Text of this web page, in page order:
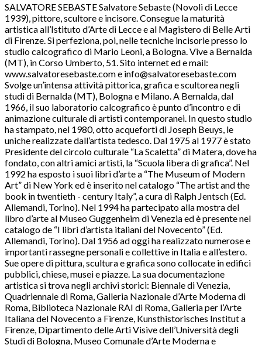
SALVATORE SEBASTE Salvatore Sebaste (Novoli di Lecce
1939), pittore, scultore e incisore. Consegue la maturità
artistica all’Istituto d’Arte di Lecce e al Magistero di Belle Arti
di Firenze. Si perfeziona, poi, nelle tecniche incisorie presso lo
studio calcografico di Mario Leoni, a Bologna. Vive a Bernalda
(MT), in Corso Umberto, 51. Sito internet ed e mail:
www.salvatoresebaste.com e info@salvatoresebaste.com
Svolge un’intensa attività pittorica, grafica e scultorea negli
studi di Bernalda (MT), Bologna e Milano. A Bernalda, dal
1966, il suo laboratorio calcografico è punto d’incontro e di
animazione culturale di artisti contemporanei. In questo studio
ha stampato, nel 1980, otto acqueforti di Joseph Beuys, le
uniche realizzate dall’artista tedesco. Dal 1975 al 1977 è stato
Presidente del circolo culturale “La Scaletta” di Matera, dove ha
fondato, con altri amici artisti, la “Scuola libera di grafica”. Nel
1992 ha esposto i suoi libri d’arte a “The Museum of Modern
Art” di New York ed è inserito nel catalogo “The artist and the
book in twentieth - century Italy”, a cura di Ralph Jentsch (Ed.
Allemandi, Torino). Nel 1994 ha partecipato alla mostra del
libro d’arte al Museo Guggenheim di Venezia ed è presente nel
catalogo de “I libri d’artista italiani del Novecento” (Ed.
Allemandi, Torino). Dal 1956 ad oggi ha realizzato numerose e
importanti rassegne personali e collettive in Italia e all’estero.
Sue opere di pittura, scultura e grafica sono collocate in edifici
pubblici, chiese, musei e piazze. La sua documentazione
artistica si trova negli archivi storici: Biennale di Venezia,
Quadriennale di Roma, Galleria Nazionale d’Arte Moderna di
Roma, Biblioteca Nazionale RAI di Roma, Galleria per l’Arte
Italiana del Novecento a Firenze, Kunsthistorisches Institut a
Firenze, Dipartimento delle Arti Visive dell’Università degli
Studi di Bologna, Museo Comunale d’Arte Moderna e